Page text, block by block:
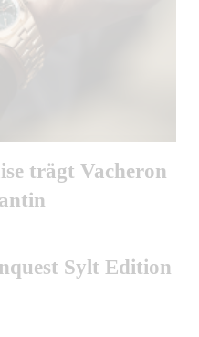
trägt Vacheron
Sylt Edition